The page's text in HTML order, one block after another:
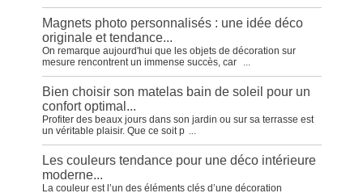
Magnets photo personnalisés : une idée déco
originale et tendance...
On remarque aujourd'hui que les objets de décoration sur
mesure rencontrent un immense succès, car
...
Bien choisir son matelas bain de soleil pour un
confort optimal...
Profiter des beaux jours dans son jardin ou sur sa terrasse est
un véritable plaisir. Que ce soit p ...
Les couleurs tendance pour une déco intérieure
moderne...
La couleur est l’un des éléments clés d’une décoration